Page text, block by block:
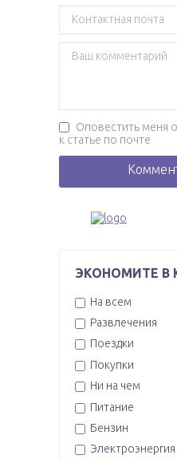
Оповестить меня
к статье по почте
ЭКОНОМИТЕ В
На всем
Развлечения
Поездки
Покупки
Ни на чем
Питание
Бензин
Электроэнергия